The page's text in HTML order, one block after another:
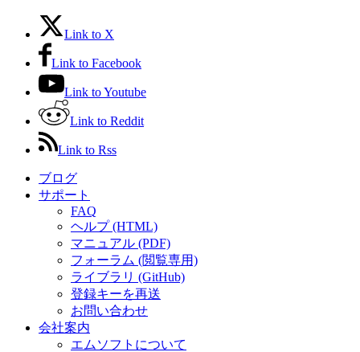
Link to X
Link to Facebook
Link to Youtube
Link to Reddit
Link to Rss
ブログ
サポート
FAQ
ヘルプ (HTML)
マニュアル (PDF)
フォーラム (閲覧専用)
ライブラリ (GitHub)
登録キーを再送
お問い合わせ
会社案内
エムソフトについて